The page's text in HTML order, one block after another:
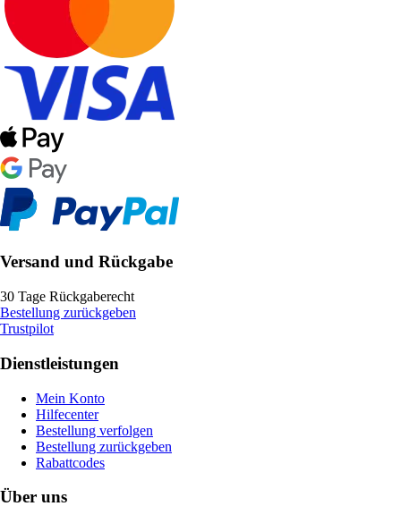
Versand und Rückgabe
30 Tage Rückgaberecht
Bestellung zurückgeben
Trustpilot
Dienstleistungen
Mein Konto
Hilfecenter
Bestellung verfolgen
Bestellung zurückgeben
Rabattcodes
Über uns